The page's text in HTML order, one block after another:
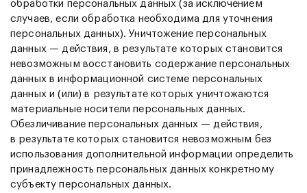
обработки персональных данных (за исключением
случаев, если обработка необходима для уточнения
персональных данных). Уничтожение персональных
данных — действия, в результате которых становится
невозможным восстановить содержание персональных
данных в информационной системе персональных
данных и (или) в результате которых уничтожаются
материальные носители персональных данных.
Обезличивание персональных данных — действия,
в результате которых становится невозможным без
использования дополнительной информации определить
принадлежность персональных данных конкретному
субъекту персональных данных.